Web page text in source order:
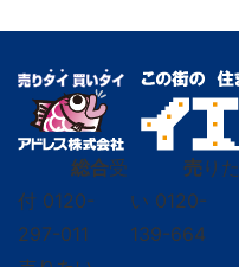
総合受
付 0120-
297-011
売りた
い 0120-
139-664